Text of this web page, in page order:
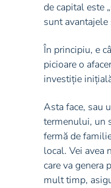
de capital este
sunt avantajele
În principiu, e
picioare o
investiție
Asta face, sau
termenului, un
fermă de
local. Vei avea
care va genera
mult timp,